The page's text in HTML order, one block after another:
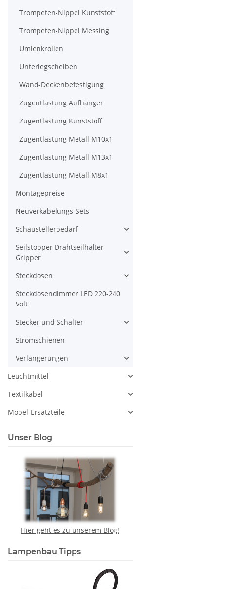
Trompeten-Nippel Kunststoff
Trompeten-Nippel Messing
Umlenkrollen
Unterlegscheiben
Wand-Deckenbefestigung
Zugentlastung Aufhänger
Zugentlastung Kunststoff
Zugentlastung Metall M10x1
Zugentlastung Metall M13x1
Zugentlastung Metall M8x1
Montagepreise
Neuverkabelungs-Sets
Schaustellerbedarf
Seilstopper Drahtseilhalter
Gripper
Steckdosen
Steckdosendimmer LED 220-240
Volt
Stecker und Schalter
Stromschienen
Verlängerungen
Leuchtmittel
Textilkabel
Möbel-Ersatzteile
Unser Blog
Hier geht es zu unserem Blog!
Lampenbau Tipps